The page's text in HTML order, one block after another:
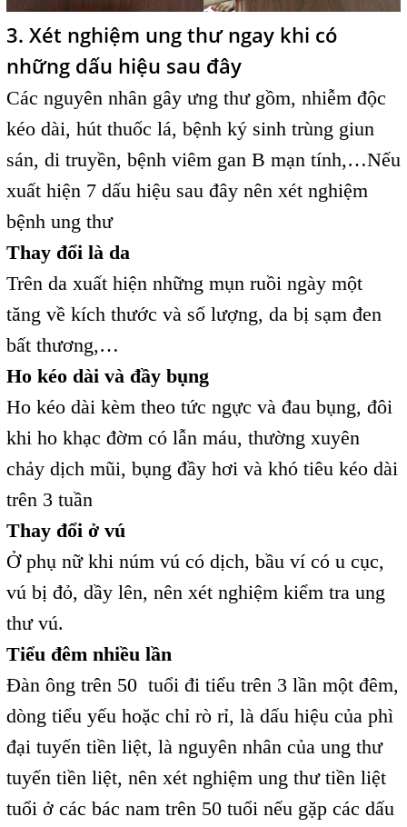
3. Xét nghiệm ung thư ngay khi có
những dấu hiệu sau đây
Các nguyên nhân gây ưng thư gồm, nhiễm độc
kéo dài, hút thuốc lá, bệnh ký sinh trùng giun
sán, di truyền, bệnh viêm gan B mạn tính,…Nếu
xuất hiện 7 dấu hiệu sau đây nên xét nghiệm
bệnh ung thư
Thay đổi là da
Trên da xuất hiện những mụn ruồi ngày một
tăng về kích thước và số lượng, da bị sạm đen
bất thương,…
Ho kéo dài và đầy bụng
Ho kéo dài kèm theo tức ngực và đau bụng, đôi
khi ho khạc đờm có lẫn máu, thường xuyên
chảy dịch mũi, bụng đầy hơi và khó tiêu kéo dài
trên 3 tuần
Thay đổi ở vú
Ở phụ nữ khi núm vú có dịch, bầu ví có u cục,
vú bị đỏ, dầy lên, nên xét nghiệm kiểm tra ung
thư vú.
Tiểu đêm nhiều lần
Đàn ông trên 50 tuổi đi tiểu trên 3 lần một đêm,
dòng tiểu yếu hoặc chỉ rò rỉ, là dấu hiệu của phì
đại tuyến tiền liệt, là nguyên nhân của ung thư
tuyến tiền liệt, nên xét nghiệm ung thư tiền liệt
tuổi ở các bác nam trên 50 tuổi nếu gặp các dấu